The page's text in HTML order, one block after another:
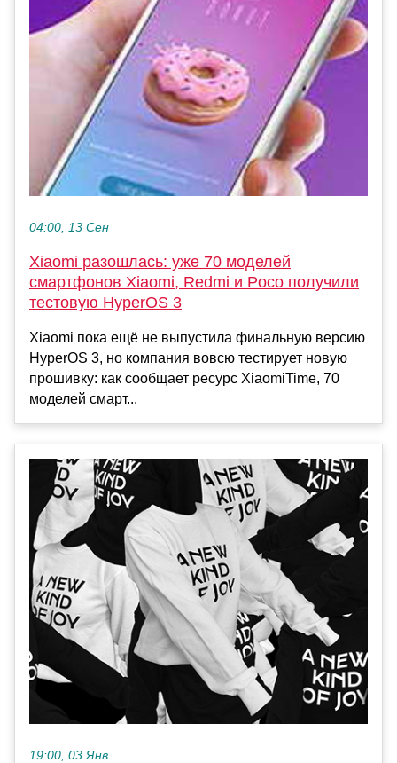
04:00, 13 Сен
Xiaomi разошлась: уже 70 моделей
смартфонов Xiaomi, Redmi и Poco получили
тестовую HyperOS 3
Xiaomi пока ещё не выпустила финальную версию
HyperOS 3, но компания вовсю тестирует новую
прошивку: как сообщает ресурс XiaomiTime, 70
моделей смарт...
19:00, 03 Янв